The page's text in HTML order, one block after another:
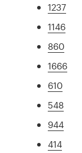
1237
1146
860
1666
610
548
944
414